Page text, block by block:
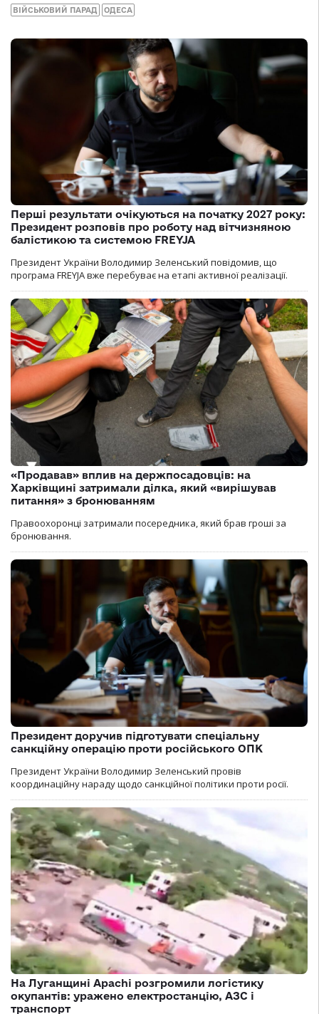
ВІЙСЬКОВИЙ ПАРАД ОДЕСА
Перші результати очікуються на початку 2027 року:
Президент розповів про роботу над вітчизняною
балістикою та системою FREYJA
Президент України Володимир Зеленський повідомив, що
програма FREYJA вже перебуває на етапі активної реалізації.
«Продавав» вплив на держпосадовців: на
Харківщині затримали ділка, який «вирішував
питання» з бронюванням
Правоохоронці затримали посередника, який брав гроші за
бронювання.
Президент доручив підготувати спеціальну
санкційну операцію проти російського ОПК
Президент України Володимир Зеленський провів
координаційну нараду щодо санкційної політики проти росії.
На Луганщині Apachi розгромили логістику
окупантів: уражено електростанцію, АЗС і
транспорт